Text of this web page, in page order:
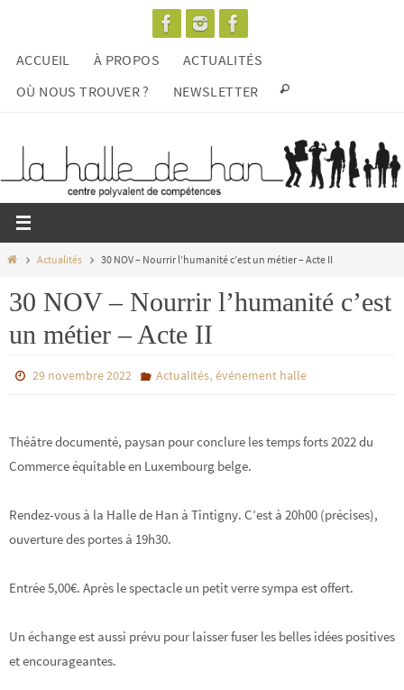
contenu
ACCUEIL À PROPOS
ACTUALITÉS
OÙ NOUS TROUVER ?
NEWSLETTER
HomeActualités 30 NOV – Nourrir l’humanité c’est un métier – Acte II
30 NOV – Nourrir l’humanité c’est
un métier – Acte II
29 novembre 2022 Actualités, événement halle
Théâtre documenté, paysan pour conclure les temps forts 2022 du
Commerce équitable en Luxembourg belge.
Rendez-vous à la Halle de Han à Tintigny. C’est à 20h00 (précises),
ouverture des portes à 19h30.
Entrée 5,00€. Après le spectacle un petit verre sympa est offert.
Un échange est aussi prévu pour laisser fuser les belles idées positives
et encourageantes.